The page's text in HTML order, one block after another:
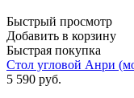
Быстрый просмотр
Добавить в корзину
Быстрая покупка
Стол угловой Анри
5 590 руб.